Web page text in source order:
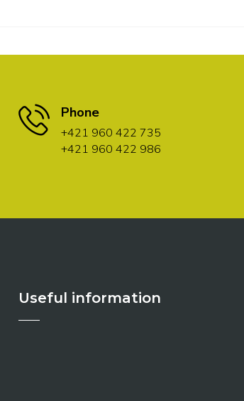
Phone
+421 960 422 735
+421 960 422 986
Useful information